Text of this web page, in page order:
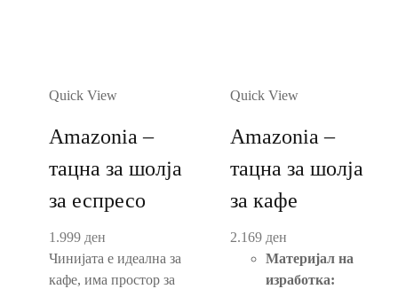
Quick View
Amazonia –
тацна за шолја
за еспресо
1.999 ден
Чинијата е идеална за
кафе, има простор за
Quick View
Amazonia –
тацна за шолја
за кафе
2.169 ден
Материјал на
изработка: